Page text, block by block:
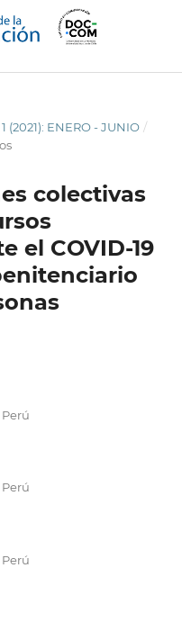
(2021): ENERO - JUNIO /
colectivas
el COVID-19